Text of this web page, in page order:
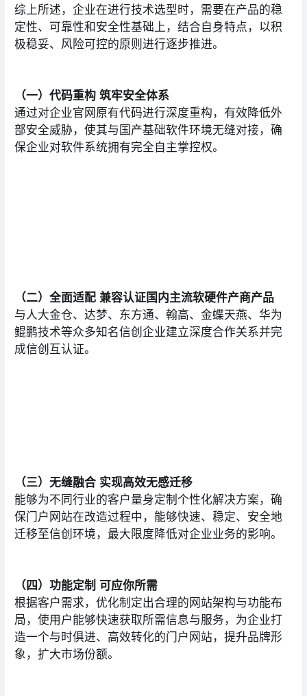
综上所述，企业在进行技术选型时，需要在产品的稳
定性、可靠性和安全性基础上，结合自身特点，以积
极稳妥、风险可控的原则进行逐步推进。
（一）代码重构 筑牢安全体系
通过对企业官网原有代码进行深度重构，有效降低外
部安全威胁，使其与国产基础软件环境无缝对接，确
保企业对软件系统拥有完全自主掌控权。
（二）全面适配 兼容认证国内主流软硬件产商产品
与人大金仓、达梦、东方通、翰高、金蝶天燕、华为
鲲鹏技术等众多知名信创企业建立深度合作关系并完
成信创互认证。
（三）无缝融合 实现高效无感迁移
能够为不同行业的客户量身定制个性化解决方案，确
保门户网站在改造过程中，能够快速、稳定、安全地
迁移至信创环境，最大限度降低对企业业务的影响。
（四）功能定制 可应你所需
根据客户需求，优化制定出合理的网站架构与功能布
局，使用户能够快速获取所需信息与服务，为企业打
造一个与时俱进、高效转化的门户网站，提升品牌形
象，扩大市场份额。